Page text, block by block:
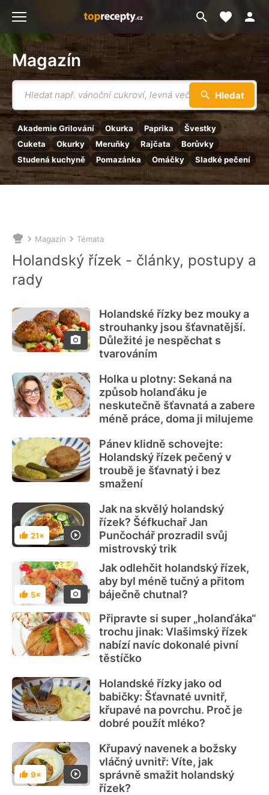
Magazín
Vyhledávání
Hledat
Akademie Grilování Okurka Paprika
Švestky
Cuketa
Okurky Meruňky Rajčata
Borůvky
Studená kuchyně
Pomazánka Omáčky Sladké pečení
Přejít
Moje
Nacházíte
se
zde:
Magazín Témata
Holandský řízek - články, postupy a
rady
Holandské řízky bez mouky a
strouhanky jsou šťavnatější.
Důležité je nespěchat s
tvarováním
Holka u plotny: Sekaná na
způsob holanďáku je
neskutečně šťavnatá a zabere
méně práce, doma ji milujeme
Pánev klidně schovejte:
Holandský řízek pečený v
troubě je šťavnatý i bez
smažení
Hodnocení
21×
Jak na skvělý holandský
řízek? Šéfkuchař Jan
Punčochář prozradil svůj
mistrovský trik
Hodnocení
5×
Jak odlehčit holandský řízek,
aby byl méně tučný a přitom
báječně chutnal?
Připravte si super „holanďáka“
trochu jinak: Vlašimský řízek
nabízí navíc dokonalé pivní
těstíčko
Holandské řízky jako od
babičky: Šťavnaté uvnitř,
křupavé na povrchu. Proč je
dobré použít mléko?
Hodnocení
9×
Křupavý navenek a božsky
vláčný uvnitř: Víte, jak
správně smažit holandský
řízek?